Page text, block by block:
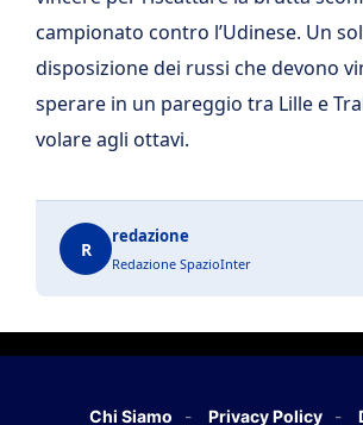
campionato contro l’Udinese. Un
disposizione dei russi che devono
sperare in un pareggio tra Lille e
volare agli ottavi.
R
redazione
Redazione SpazioInter
Chi Siamo Privacy Policy